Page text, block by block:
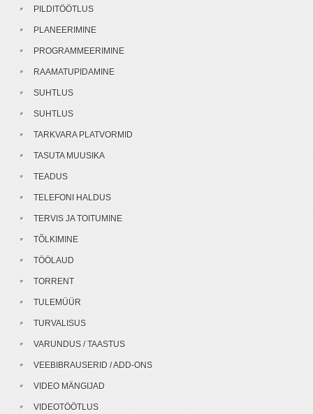
PILDITÖÖTLUS
PLANEERIMINE
PROGRAMMEERIMINE
RAAMATUPIDAMINE
SUHTLUS
SUHTLUS
TARKVARA PLATVORMID
TASUTA MUUSIKA
TEADUS
TELEFONI HALDUS
TERVIS JA TOITUMINE
TÕLKIMINE
TÖÖLAUD
TORRENT
TULEMÜÜR
TURVALISUS
VARUNDUS / TAASTUS
VEEBIBRAUSERID / ADD-ONS
VIDEO MÄNGIJAD
VIDEOTÖÖTLUS